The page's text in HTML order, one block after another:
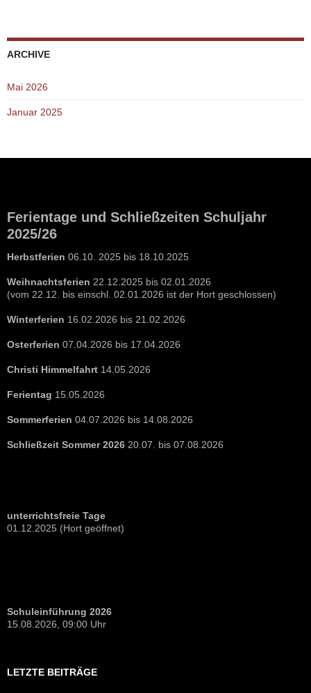
ARCHIVE
Mai 2026
Januar 2025
Ferientage und Schließzeiten Schuljahr
2025/26
Herbstferien 06.10. 2025 bis 18.10.2025
Weihnachtsferien 22.12.2025 bis 02.01.2026
(vom 22.12. bis einschl. 02.01.2026 ist der Hort geschlossen)
Winterferien 16.02.2026 bis 21.02.2026
Osterferien 07.04.2026 bis 17.04.2026
Christi Himmelfahrt 14.05.2026
Ferientag 15.05.2026
Sommerferien 04.07.2026 bis 14.08.2026
Schließzeit Sommer 2026 20.07. bis 07.08.2026
unterrichtsfreie Tage
01.12.2025 (Hort geöffnet)
Schuleinführung 2026
15.08.2026, 09:00 Uhr
LETZTE BEITRÄGE